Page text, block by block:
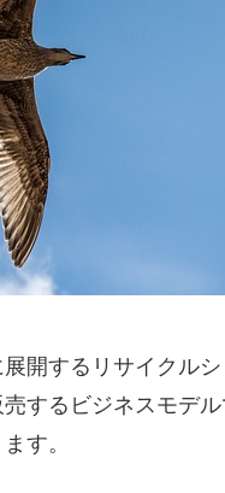
開するリサイクル
するビジネスモデ
す。